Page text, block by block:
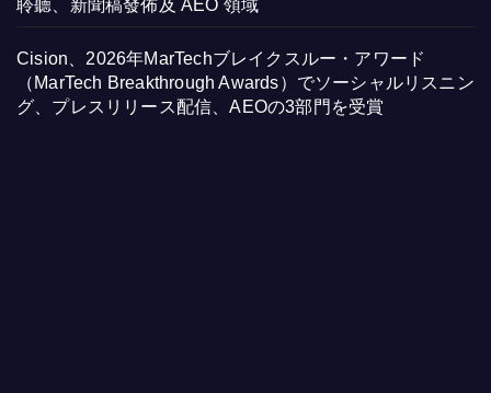
聆聽、新聞稿發佈及 AEO 領域
Cision、2026年MarTechブレイクスルー・アワード
（MarTech Breakthrough Awards）でソーシャルリスニン
グ、プレスリリース配信、AEOの3部門を受賞